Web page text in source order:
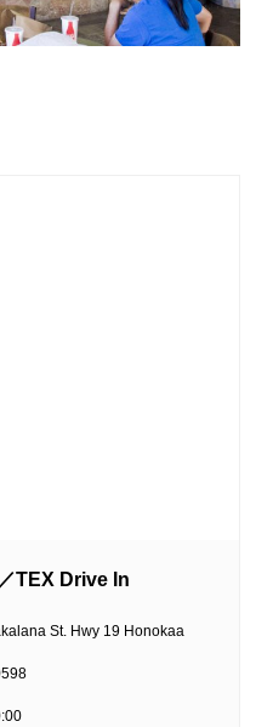
TEX Drive In
St. Hwy 19 Honokaa